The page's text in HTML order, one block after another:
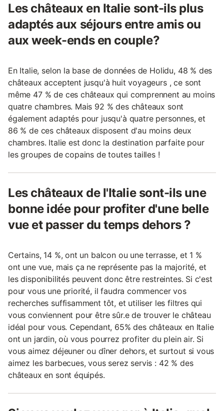
Les châteaux en Italie sont-ils plus
adaptés aux séjours entre amis ou
aux week-ends en couple?
En Italie, selon la base de données de Holidu, 48 % des
châteaux acceptent jusqu'à huit voyageurs , ce sont
même 47 % de ces châteaux qui comprennent au moins
quatre chambres. Mais 92 % des châteaux sont
également adaptés pour jusqu'à quatre personnes, et
86 % de ces châteaux disposent d'au moins deux
chambres. Italie est donc la destination parfaite pour
les groupes de copains de toutes tailles !
Les châteaux de l'Italie sont-ils une
bonne idée pour profiter d'une belle
vue et passer du temps dehors ?
Certains, 14 %, ont un balcon ou une terrasse, et 1 %
ont une vue, mais ça ne représente pas la majorité, et
les disponibilités peuvent donc être restreintes. Si c'est
pour vous une priorité, il faudra commencer vos
recherches suffisamment tôt, et utiliser les filtres qui
vous conviennent pour être sûr.e de trouver le château
idéal pour vous. Cependant, 65% des châteaux en Italie
ont un jardin, où vous pourrez profiter du plein air. Si
vous aimez déjeuner ou dîner dehors, et surtout si vous
aimez les barbecues, vous serez servis : 42 % des
châteaux en sont équipés.